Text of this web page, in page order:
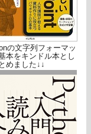
の文字列フォーマッ
本をキンドル本とし
めました↓↓